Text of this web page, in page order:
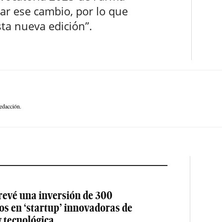
ese cambio, por lo que
nueva edición”.
una inversión de 300
en ‘startup’ innovadoras de